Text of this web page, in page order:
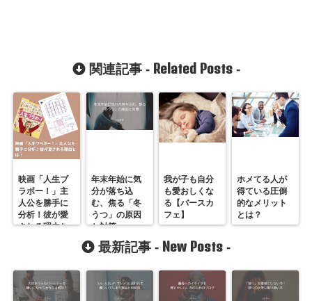
関連記事 - Related Posts-
映画「人生ブ
ラボー！」主
人公を勝手に
分析！彼が愛
される理由と
年末年始に気
分が落ち込
む、焦る「冬
うつ」の原因
と対策
我が子も自分
も愛おしくな
る【バースカ
フェ】
ホメてる人が
得ている圧倒
的なメリット
とは？
最新記事 - New Posts -